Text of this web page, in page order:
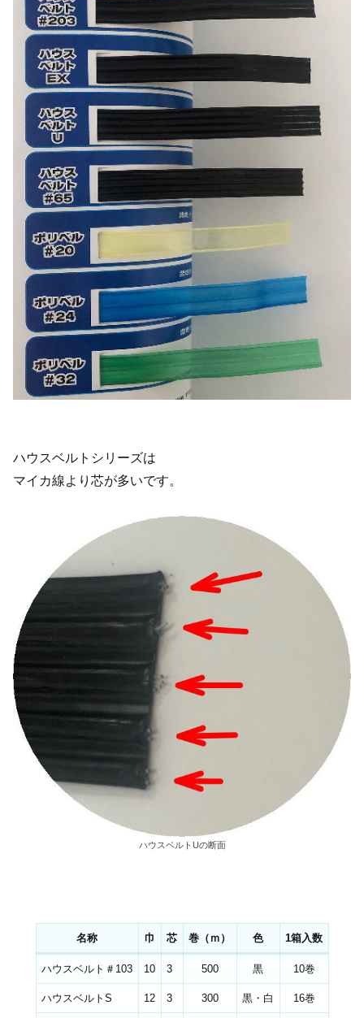
ハウスベルトシリーズは
マイカ線より芯が多いです。
ハウスベルトUの断面
名称 巾 芯 巻（ｍ） 色 1箱入数
ハウスベルト＃103 10 3 500 黒 10巻
ハウスベルトS 12 3 300 黒・白 16巻